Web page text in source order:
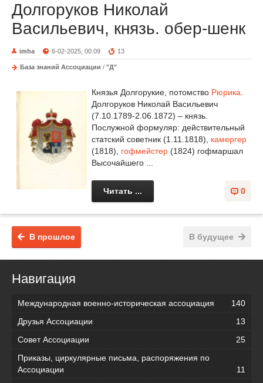
Долгоруков Николай
Васильевич, князь. обер-шенк
imha 6-02-2025, 00:09 13
База знаний Ассоциации / "Д"
Князья Долгорукие, потомство Рюрика
Долгоруков Николай Васильевич
(7.10.1789-2.06.1872) – князь.
Послужной формуляр: действительный
статский советник (1.11.1818), камергер
(1818), гофмейстер (1824) гофмаршал
Высочайшего ...
0
Читать ...
В будущее
В прошлое
Навигация
Международная военно-историческая ассоциация
140
Друзья Ассоциации
13
Совет Ассоциации
25
Приказы, циркулярные письма, распоряжения по
Ассоциации
11